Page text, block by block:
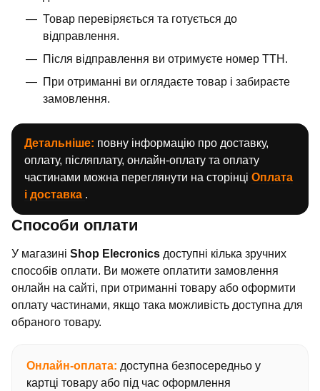
Товар перевіряється та готується до
відправлення.
Після відправлення ви отримуєте номер ТТН.
При отриманні ви оглядаєте товар і забираєте
замовлення.
Детальніше: повну інформацію про доставку,
оплату, післяплату, онлайн-оплату та оплату
частинами можна переглянути на сторінці Оплата
і доставка .
Способи оплати
У магазині Shop Elecronics доступні кілька зручних
способів оплати. Ви можете оплатити замовлення
онлайн на сайті, при отриманні товару або оформити
оплату частинами, якщо така можливість доступна для
обраного товару.
Онлайн-оплата: доступна безпосередньо у
картці товару або під час оформлення